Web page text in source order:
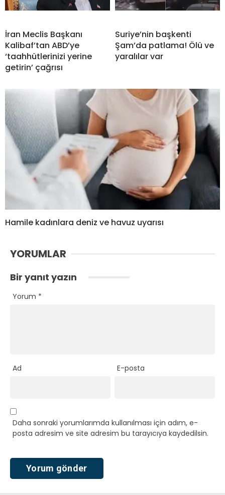
İran Meclis Başkanı
Kalibaf’tan ABD’ye
‘taahhütlerinizi yerine
getirin’ çağrısı
Suriye’nin başkenti
Şam’da patlama! Ölü ve
yaralılar var
Hamile kadınlara deniz ve havuz uyarısı
YORUMLAR
Bir yanıt yazın
Yorum *
Ad E-posta
Daha sonraki yorumlarımda kullanılması için adım, e-
posta adresim ve site adresim bu tarayıcıya kaydedilsin.